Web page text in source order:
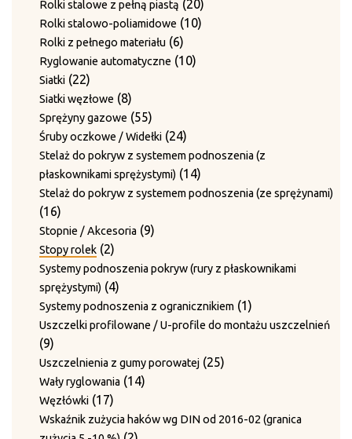
Rolki stalowe z pełną piastą 2020
produktów
Rolki stalowo-poliamidowe 1010
Rolki z pełnego materiału 66
produktów
Ryglowanie automatyczne 1010
Siatki 2222
produkty
Siatki węzłowe 88
produktów
Sprężyny gazowe 5555
produktów
Śruby oczkowe / Widełki 2424
produkty
Stelaż do pokryw z systemem podnoszenia (z
płaskownikami sprężystymi)
1414
produktów
Stelaż do pokryw z systemem podnoszenia (ze sprężynami)
1616
produktów
Stopnie / Akcesoria 99
Stopy rolek 22
produkty
Systemy podnoszenia pokryw (rury z płaskownikami
sprężystymi)
44
produkty
Systemy podnoszenia z ogranicznikiem 11
produkt
Uszczelki profilowane / U-profile do montażu uszczelnień
99
produktów
Uszczelnienia z gumy porowatej 2525
Wały ryglowania 1414
Węzłówki 1717
produktów
Wskaźnik zużycia haków wg DIN od 2016-02 (granica